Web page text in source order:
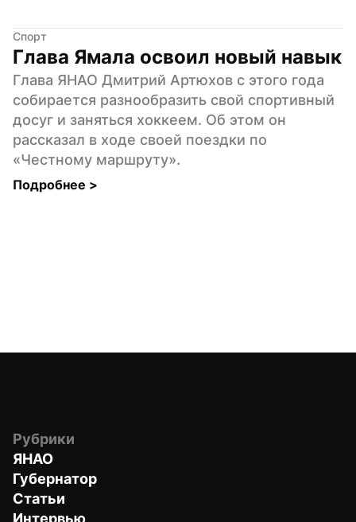
Спорт
Глава Ямала освоил новый навык
Глава ЯНАО Дмитрий Артюхов с этого года
собирается разнообразить свой спортивный
досуг и заняться хоккеем. Об этом он
рассказал в ходе своей поездки по
«Честному маршруту».
Подробнее >
Рубрики
ЯНАО
Губернатор
Статьи
Интервью